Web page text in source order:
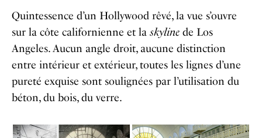
Quintessence d’un Hollywood rêvé, la vue s’ouvre
sur la côte californienne et la skyline de Los
Angeles. Aucun angle droit, aucune distinction
entre intérieur et extérieur, toutes les lignes d’une
pureté exquise sont soulignées par l’utilisation du
béton, du bois, du verre.